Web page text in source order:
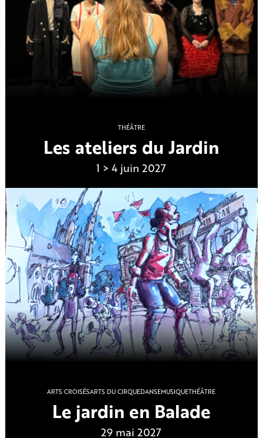
THÉÂTRE
Les ateliers du Jardin
1 > 4 juin 2027
ARTS CROISÉSARTS DU CIRQUEDANSEMUSIQUETHÉÂTRE
Le jardin en Balade
29 mai 2027